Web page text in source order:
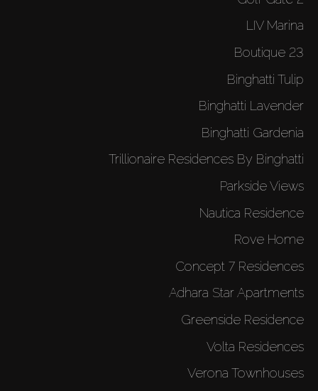
LIV Marina
Boutique 23
Binghatti Tulip
Binghatti Lavender
Binghatti Gardenia
Trillionaire Residences By Binghatti
Parkside Views
Nautica Residence
Rove Home
Concept 7 Residences
Adhara Star Apartments
Greenside Residence
Volta Residences
Verona Townhouses